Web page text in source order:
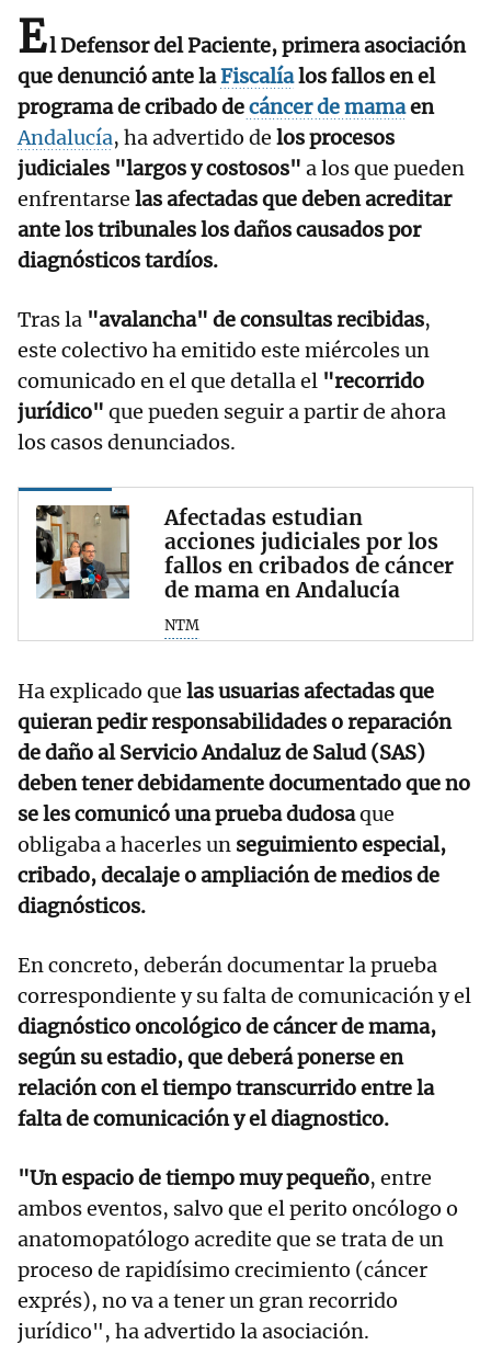
El Defensor del Paciente, primera asociación
que denunció ante laFiscalíalos fallos en el
programa de cribado decáncer de mamaen
Andalucía, ha advertido de los procesos
judiciales "largos y costosos" a los que pueden
enfrentarse las afectadas que deben acreditar
ante los tribunales los daños causados por
diagnósticos tardíos.
Tras la "avalancha" de consultas recibidas,
este colectivo ha emitido este miércoles un
comunicado en el que detalla el "recorrido
jurídico" que pueden seguir a partir de ahora
los casos denunciados.
Afectadas estudian
acciones judiciales por los
fallos en cribados de cáncer
de mama en Andalucía
NTM
Ha explicado que las usuarias afectadas que
quieran pedir responsabilidades o reparación
de daño al Servicio Andaluz de Salud (SAS)
deben tener debidamente documentado que no
se les comunicó una prueba dudosaque
obligaba a hacerles un seguimiento especial,
cribado, decalaje o ampliación de medios de
diagnósticos.
En concreto, deberán documentar la prueba
correspondiente y su falta de comunicación y el
diagnóstico oncológico de cáncer de mama,
según su estadio, que deberá ponerse en
relación con el tiempo transcurrido entre la
falta de comunicación y el diagnostico.
"Un espacio de tiempo muy pequeño, entre
ambos eventos, salvo que el perito oncólogo o
anatomopatólogo acredite que se trata de un
proceso de rapidísimo crecimiento (cáncer
exprés), no va a tener un gran recorrido
jurídico", ha advertido la asociación.